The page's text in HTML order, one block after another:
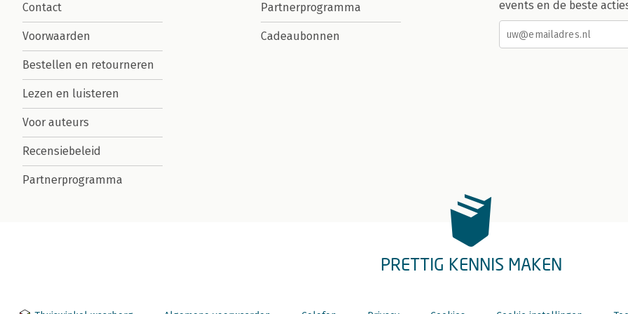
Contact
Voorwaarden
Bestellen en retourneren
Lezen en luisteren
Voor auteurs
Recensiebeleid
Partnerprogramma
Partnerprogramma
Cadeaubonnen
events en de beste
PRETTIG KENNIS MAKEN